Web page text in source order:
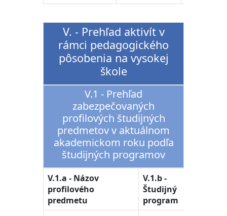
V. - Prehľad aktivít v
rámci pedagogického
pôsobenia na vysokej
škole
V.1 - Prehľad
zabezpečovaných
profilových študijných
predmetov v aktuálnom
akademickom roku podľa
študijných programov
V.1.a - Názov
profilového
predmetu
V.1.b -
Študijný
program